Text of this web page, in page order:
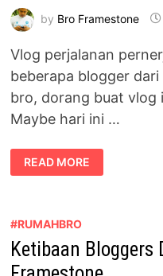
by Bro Framestone
Vlog perjalanan
beberapa blogger dari
bro, dorang buat vlog
Maybe hari ini …
KETERUJAAN
BLOGGER
NAK
@AKMALHILMI
READ MORE
#RUMAHBRO
Ketibaan Bloggers